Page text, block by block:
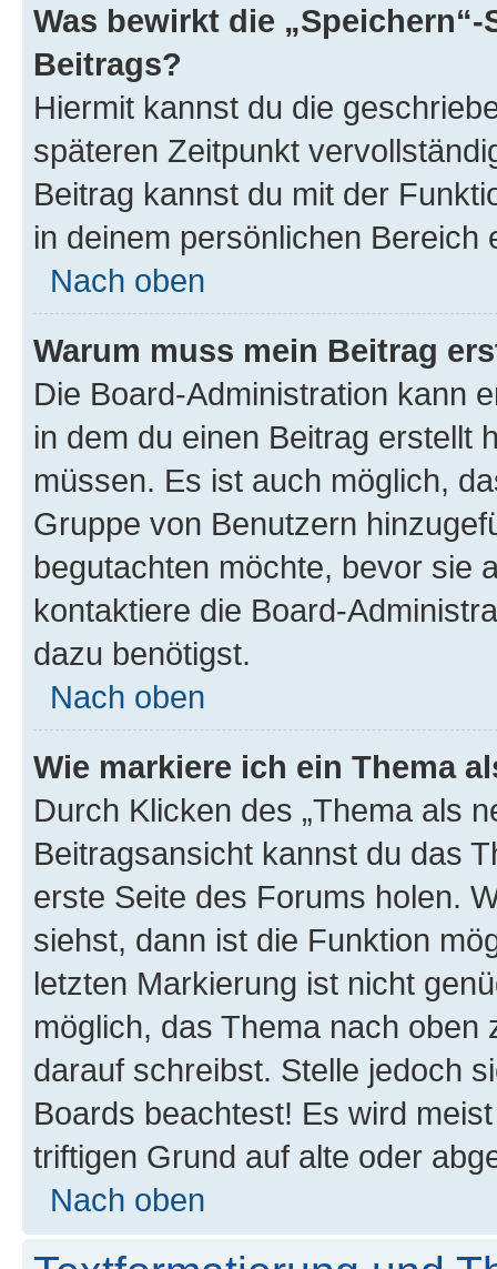
Was bewirkt die
Beitrags?
Hiermit kannst du die
späteren Zeitpunkt
Beitrag kannst du mit der
in deinem persönlichen Bereich
Nach oben
Warum muss mein Beitrag
Die Board-Administration kann
in dem du einen Beitrag erstellt
müssen. Es ist auch möglich,
Gruppe von Benutzern
begutachten möchte, bevor sie
kontaktiere die Board-
dazu benötigst.
Nach oben
Wie markiere ich ein Thema
Durch Klicken des „Thema als
Beitragsansicht kannst du das
erste Seite des Forums holen.
siehst, dann ist die Funktion
letzten Markierung ist nicht
möglich, das Thema nach oben
darauf schreibst. Stelle jedoch
Boards beachtest! Es wird
triftigen Grund auf alte oder
Nach oben